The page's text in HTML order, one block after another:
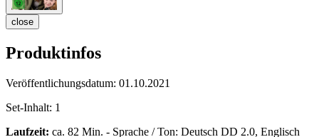
close
Produktinfos
Veröffentlichungsdatum: 01.10.2021
Set-Inhalt: 1
Laufzeit: ca. 82 Min. - Sprache / Ton: Deutsch DD 2.0, Englisch